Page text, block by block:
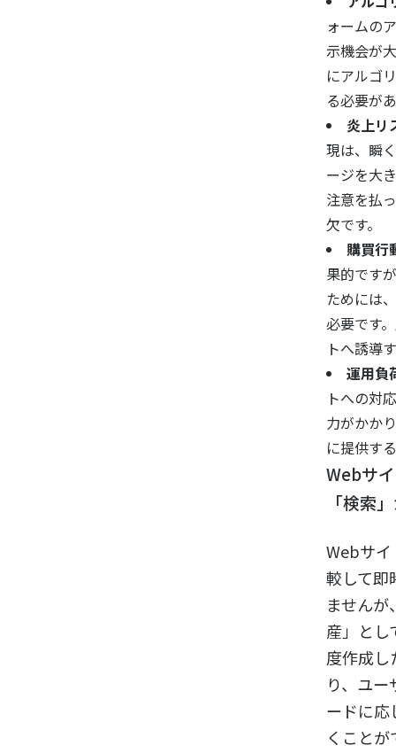
ォームの
示機会が
にアルゴ
る必要が
炎上リ
現は、瞬
ージを大
注意を払
欠です。
購買行
果的です
ためには
必要です
トへ誘導
運用負
トへの対
力がかか
に提供す
Webサ
「検索
Webサイ
較して即
ません
産」とし
度作成し
り、ユ
ードに応
くことが